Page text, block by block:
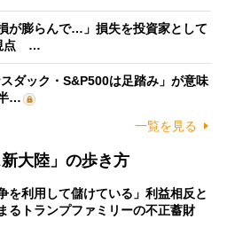
が膨らんで…」損失を投資家として
点 …
スダック・S&P500は足踏み」が意味
…
一覧を見る
大陸」の歩き方
を利用して儲けている」利益相反と
るトランプファミリーの不正蓄財